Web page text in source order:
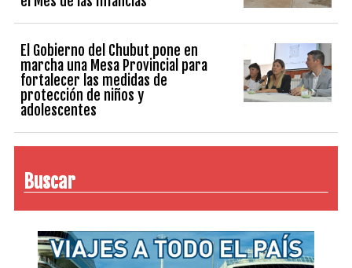
El Gobierno del Chubut pone en
marcha una Mesa Provincial para
fortalecer las medidas de
protección de niños y
adolescentes
Buscar